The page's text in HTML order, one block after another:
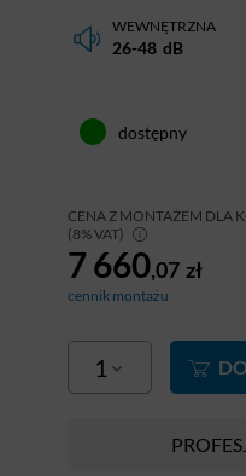
WEWNĘTRZNA
26-48 dB
dostępny
CENA Z MONTAŻEM DLA
(8% VAT)
7 660,07 zł
cennik montażu
1